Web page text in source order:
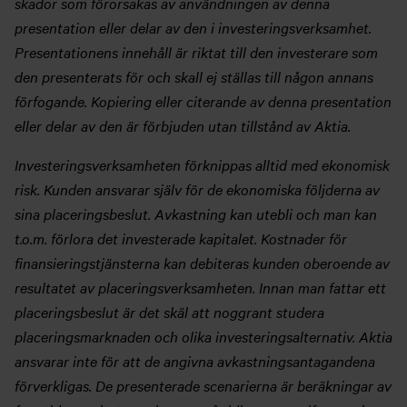
presentation eller delar av den i investeringsverksamhet.
Presentationens innehåll är riktat till den investerare som
den presenterats för och skall ej ställas till någon annans
förfogande. Kopiering eller citerande av denna presentation
eller delar av den är förbjuden utan tillstånd av Aktia.
Investeringsverksamheten förknippas alltid med ekonomisk
risk. Kunden ansvarar själv för de ekonomiska följderna av
sina placeringsbeslut. Avkastning kan utebli och man kan
t.o.m. förlora det investerade kapitalet. Kostnader för
finansieringstjänsterna kan debiteras kunden oberoende av
resultatet av placeringsverksamheten. Innan man fattar ett
placeringsbeslut är det skäl att noggrant studera
placeringsmarknaden och olika investeringsalternativ. Aktia
ansvarar inte för att de angivna avkastningsantagandena
förverkligas. De presenterade scenarierna är beräkningar av